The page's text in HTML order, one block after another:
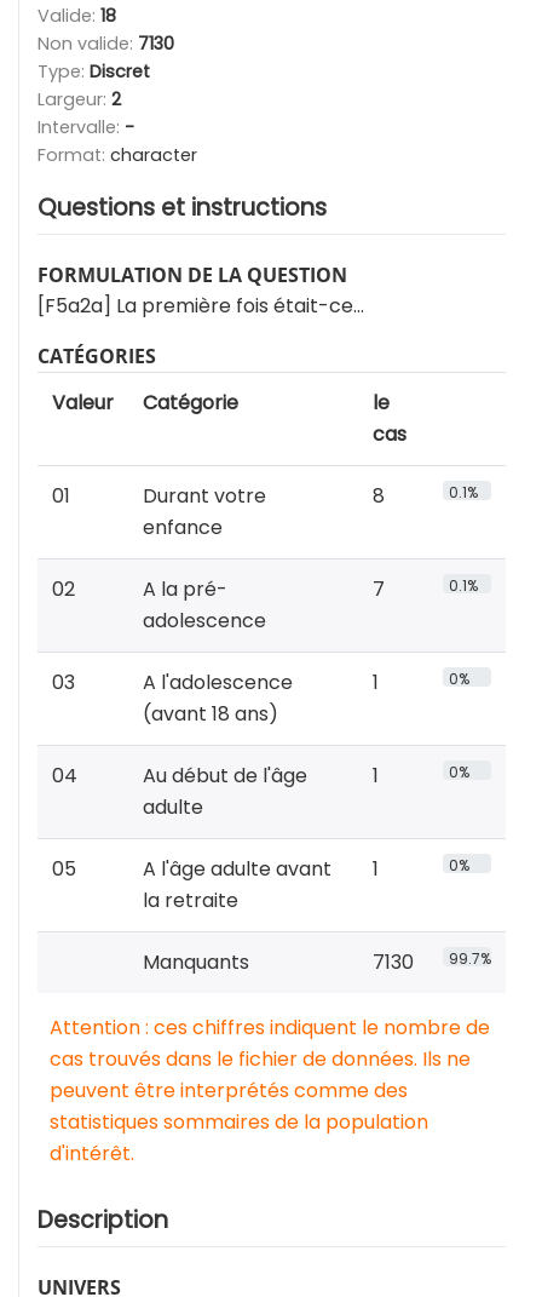
Valide: 18
Non valide: 7130
Type: Discret
Largeur: 2
Intervalle: -
Format: character
Questions et instructions
FORMULATION DE LA QUESTION
[F5a2a] La première fois était-ce…
CATÉGORIES
Valeur Catégorie
le
cas
01
Durant votre
enfance
8 0.1%
02
A la pré-
adolescence
7 0.1%
03
A l'adolescence
(avant 18 ans)
1 0%
04
Au début de l'âge
adulte
1 0%
05
A l'âge adulte avant
la retraite
1 0%
Manquants 7130 99.7%
Attention : ces chiffres indiquent le nombre de
cas trouvés dans le fichier de données. Ils ne
peuvent être interprétés comme des
statistiques sommaires de la population
d'intérêt.
Description
UNIVERS